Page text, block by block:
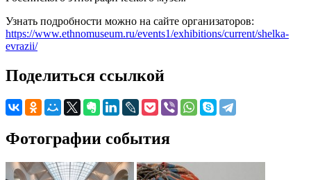
Узнать подробности можно на сайте организаторов:
https://www.ethnomuseum.ru/events1/exhibitions/current/shelka-
evrazii/
Поделиться ссылкой
Фотографии события